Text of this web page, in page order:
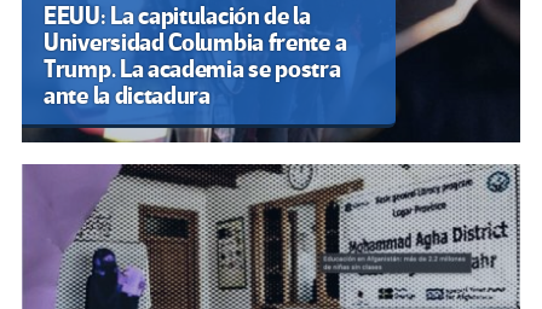
EEUU: La capitulación de la
Universidad Columbia frente a
Trump. La academia se postra
ante la dictadura